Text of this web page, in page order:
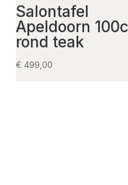
Salontafel
Apeldoorn
rond teak
€ 499,00